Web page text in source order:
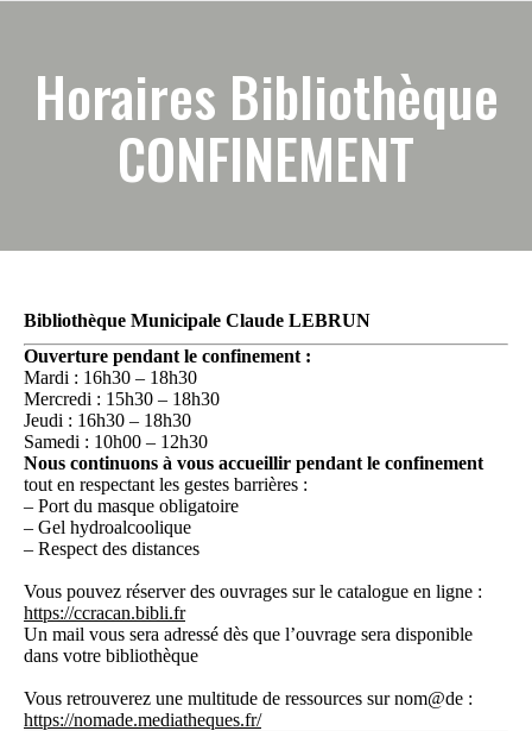
Horaires Bibliothèque
CONFINEMENT
Bibliothèque Municipale Claude LEBRUN
Ouverture pendant le confinement :
Mardi : 16h30 – 18h30
Mercredi : 15h30 – 18h30
Jeudi : 16h30 – 18h30
Samedi : 10h00 – 12h30
Nous continuons à vous accueillir pendant le confinement
tout en respectant les gestes barrières :
– Port du masque obligatoire
– Gel hydroalcoolique
– Respect des distances
Vous pouvez réserver des ouvrages sur le catalogue en ligne :
https://ccracan.bibli.fr
Un mail vous sera adressé dès que l’ouvrage sera disponible
dans votre bibliothèque
Vous retrouverez une multitude de ressources sur nom@de :
https://nomade.mediatheques.fr/